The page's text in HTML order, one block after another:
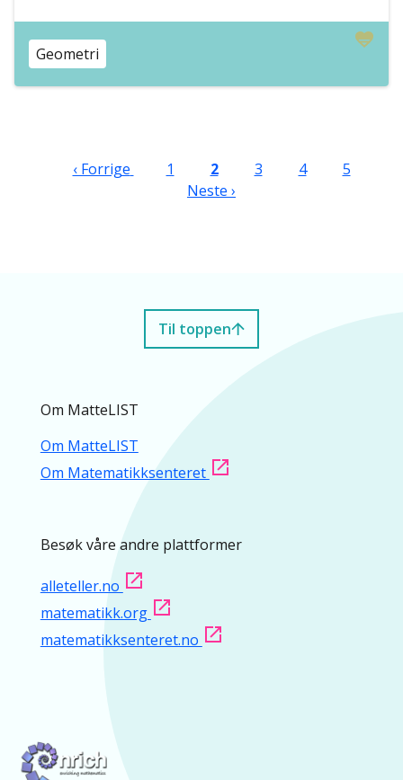
Geometri
SiderForrige side
‹ Forrige Side
1 Nåværende side
2 Side
3 Side
4 Side
5
Neste ›
Til toppen
Om MatteLIST
Om MatteLIST
Om Matematikksenteret
Besøk våre andre plattformer
alleteller.no
matematikk.org
matematikksenteret.no